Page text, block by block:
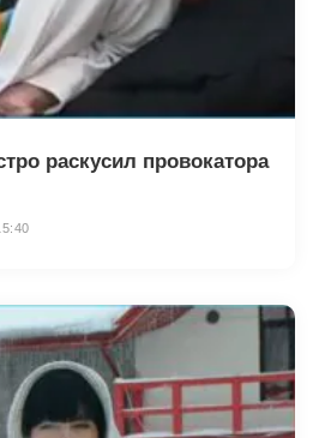
раскусил провокатора